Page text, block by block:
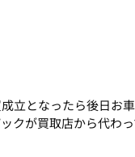
立となったら後日お
クが買取店から代わ